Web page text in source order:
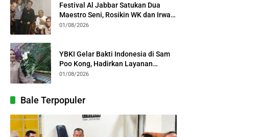
Festival Al Jabbar Satukan Dua
Maestro Seni, Rosikin WK dan Irwan
Guntari Garap Pertunjukan Kolosal
01/08/2026
YBKI Gelar Bakti Indonesia di Sam
Poo Kong, Hadirkan Layanan
Kesehatan Gratis dan Dialog
01/08/2026
Bale Terpopuler